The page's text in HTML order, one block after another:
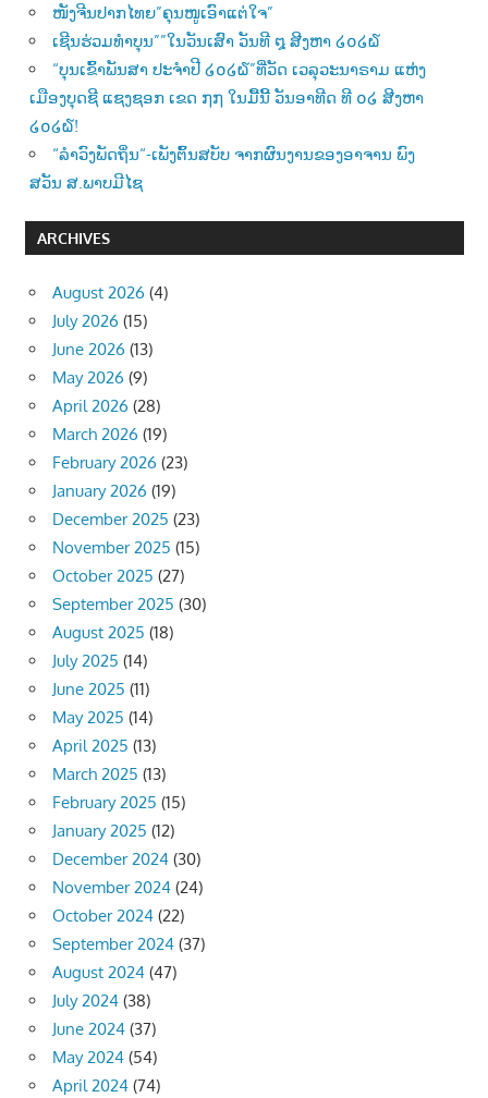
ໜັງຈີນປາກໄທຍ”ຄຸນໜູເອົາແຕ່ໃຈ”
ເຊີນຮ່ວມທຳບຸນ””ໃນວັນເສົາ ວັນທີ ໘ ສີງຫາ ໒໐໒໖
“ບຸນເຂົ້າພັນສາ ປະຈຳປີ ໒໐໒໖”ທີ່ວັດ ເວລຸວະນາຣາມ ແຫ່ງ
ເມືອງບຸດຊີ ແຊງຊອກ ເຂດ ໗໗ ໃນມື້ນີ້ ວັນອາທີດ ທີ ໐໒ ສີງຫາ
໒໐໒໖!
“ລຳວົງພັດຖິ່ນ“-ເພັງຕົ້ນສບັບ ຈາກຜົນງານຂອງອາຈານ ພົງ
ສວັນ ສ.ພາບມີໄຊ
ARCHIVES
August 2026 (4)
July 2026 (15)
June 2026 (13)
May 2026 (9)
April 2026 (28)
March 2026 (19)
February 2026 (23)
January 2026 (19)
December 2025 (23)
November 2025 (15)
October 2025 (27)
September 2025 (30)
August 2025 (18)
July 2025 (14)
June 2025 (11)
May 2025 (14)
April 2025 (13)
March 2025 (13)
February 2025 (15)
January 2025 (12)
December 2024 (30)
November 2024 (24)
October 2024 (22)
September 2024 (37)
August 2024 (47)
July 2024 (38)
June 2024 (37)
May 2024 (54)
April 2024 (74)